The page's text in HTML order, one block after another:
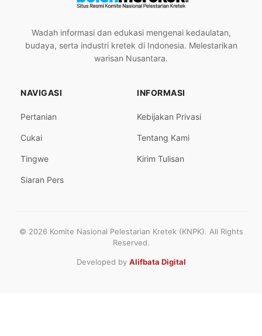
Wadah informasi dan edukasi mengenai kedaulatan,
budaya, serta industri kretek di Indonesia. Melestarikan
warisan Nusantara.
NAVIGASI
Pertanian
Cukai
Tingwe
Siaran Pers
INFORMASI
Kebijakan Privasi
Tentang Kami
Kirim Tulisan
© 2026 Komite Nasional Pelestarian Kretek (KNPK). All Rights
Reserved.
Developed by Alifbata Digital